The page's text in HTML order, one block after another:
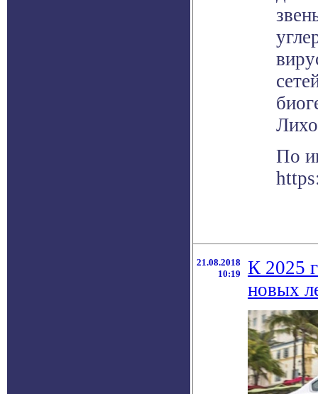
По
21.08.2018
10:19
К 2025
новых